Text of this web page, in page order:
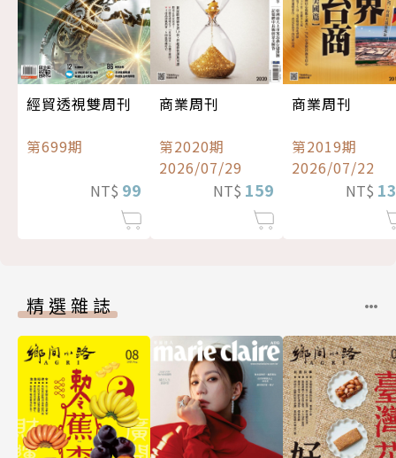
經貿透視雙周刊
第699期
NT$ 99
商業周刊
第2020期
2026/07/29
NT$ 159
商業周刊
第2019期
2026/07/22
NT$
精選雜誌